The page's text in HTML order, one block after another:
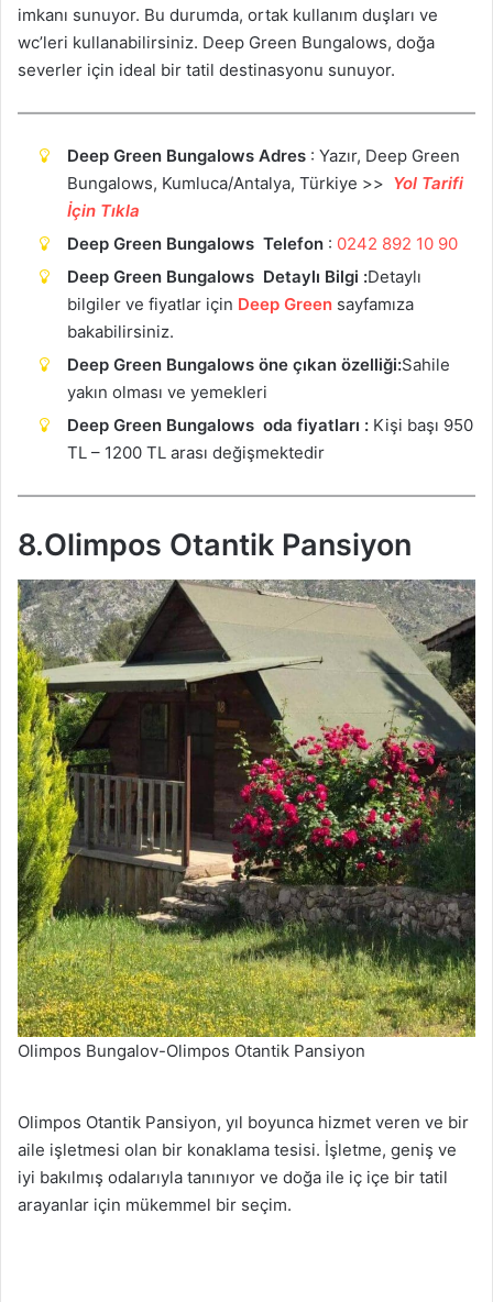
imkanı sunuyor. Bu durumda, ortak kullanım duşları ve
wc’leri kullanabilirsiniz. Deep Green Bungalows, doğa
severler için ideal bir tatil destinasyonu sunuyor.
Deep Green Bungalows Adres : Yazır, Deep Green
Bungalows, Kumluca/Antalya, Türkiye >> Yol Tarifi
İçin Tıkla
Deep Green Bungalows Telefon : 0242 892 10 90
Deep Green Bungalows Detaylı Bilgi :Detaylı
bilgiler ve fiyatlar için Deep Green sayfamıza
bakabilirsiniz.
Deep Green Bungalows öne çıkan özelliği:Sahile
yakın olması ve yemekleri
Deep Green Bungalows oda fiyatları : Kişi başı 950
TL – 1200 TL arası değişmektedir
8.Olimpos Otantik Pansiyon
Olimpos Bungalov-Olimpos Otantik Pansiyon
Olimpos Otantik Pansiyon, yıl boyunca hizmet veren ve bir
aile işletmesi olan bir konaklama tesisi. İşletme, geniş ve
iyi bakılmış odalarıyla tanınıyor ve doğa ile iç içe bir tatil
arayanlar için mükemmel bir seçim.